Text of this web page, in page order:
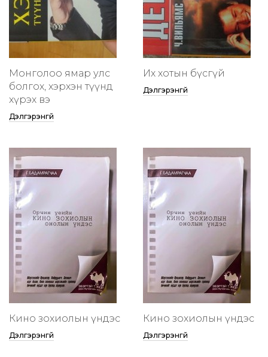
Монголоо ямар улс
болгох, хэрхэн түүнд
хүрэх вэ
Дэлгэрэнгүй
Их хотын бүсгүй
Дэлгэрэнгүй
Кино зохиолын үндэс
Дэлгэрэнгүй
Кино зохиолын үндэс
Дэлгэрэнгүй